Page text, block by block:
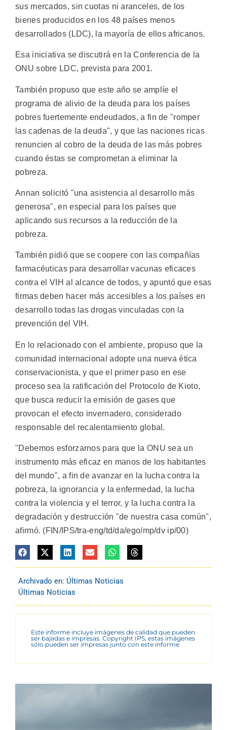
sus mercados, sin cuotas ni aranceles, de los
bienes producidos en los 48 países menos
desarrollados (LDC), la mayoría de ellos africanos.
Esa iniciativa se discutirá en la Conferencia de la
ONU sobre LDC, prevista para 2001.
También propuso que este año se amplíe el
programa de alivio de la deuda para los países
pobres fuertemente endeudados, a fin de "romper
las cadenas de la deuda", y que las naciones ricas
renuncien al cobro de la deuda de las más pobres
cuando éstas se comprometan a eliminar la
pobreza.
Annan solicitó "una asistencia al desarrollo más
generosa", en especial para los países que
aplicando sus recursos a la reducción de la
pobreza.
También pidió que se coopere con las compañías
farmacéuticas para desarrollar vacunas eficaces
contra el VIH al alcance de todos, y apuntó que esas
firmas deben hacer más accesibles a los países en
desarrollo todas las drogas vinculadas con la
prevención del VIH.
En lo relacionado con el ambiente, propuso que la
comunidad internacional adopte una nueva ética
conservacionista, y que el primer paso en ese
proceso sea la ratificación del Protocolo de Kioto,
que busca reducir la emisión de gases que
provocan el efecto invernadero, considerado
responsable del recalentamiento global.
"Debemos esforzarnos para que la ONU sea un
instrumento más eficaz en manos de los habitantes
del mundo", a fin de avanzar en la lucha contra la
pobreza, la ignorancia y la enfermedad, la lucha
contra la violencia y el terror, y la lucha contra la
degradación y destrucción "de nuestra casa común",
afirmó. (FIN/IPS/tra-eng/td/da/ego/mp/dv ip/00)
Archivado en: Últimas Noticias
Últimas Noticias
Este informe incluye imágenes de calidad que pueden
ser bajadas e impresas. Copyright IPS, estas imágenes
sólo pueden ser impresas junto con este informe